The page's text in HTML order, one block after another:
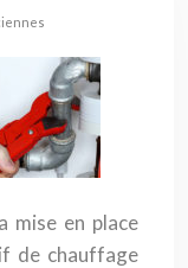
mise en place
de chauffage